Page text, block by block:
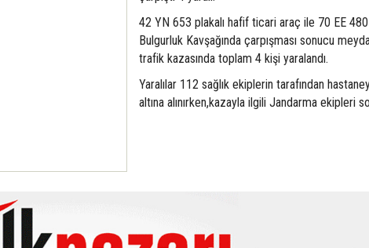
42 YN 653 plakalı hafif ticari araç ile 70 EE
Bulgurluk Kavşağında çarpışması sonucu
trafik kazasında toplam 4 kişi yaralandı.
Yaralılar 112 sağlık ekiplerin tarafından
altına alınırken,kazayla ilgili Jandarma ekipleri